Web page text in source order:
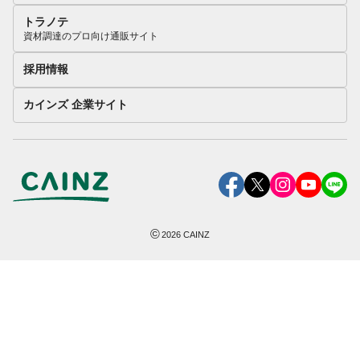
トラノテ
資材調達のプロ向け通販サイト
採用情報
カインズ 企業サイト
©2026 CAINZ